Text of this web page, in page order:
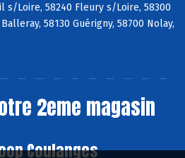
s/Loire, 58240 Fleury s/Loire, 58300
58130 Guérigny, 58700 Nolay,
2eme magasin
Coulanges